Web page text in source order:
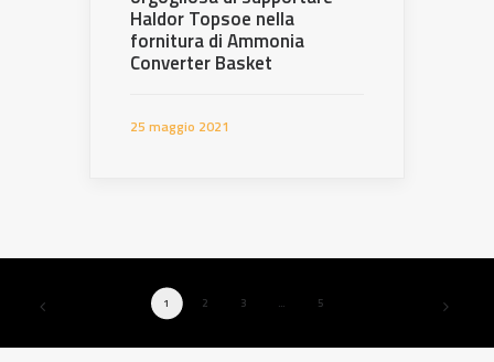
Haldor Topsoe nella
fornitura di Ammonia
Converter Basket
25 maggio 2021
1 2 3 … 5